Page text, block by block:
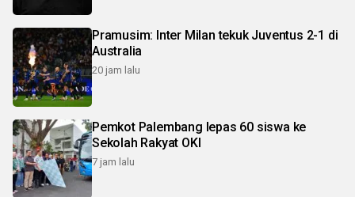
Pramusim: Inter Milan tekuk Juventus 2-1 di
Australia
20 jam lalu
Pemkot Palembang lepas 60 siswa ke
Sekolah Rakyat OKI
7 jam lalu